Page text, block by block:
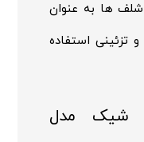
شلف ها به عنوان
تزئینی استفاده
شیک مدل